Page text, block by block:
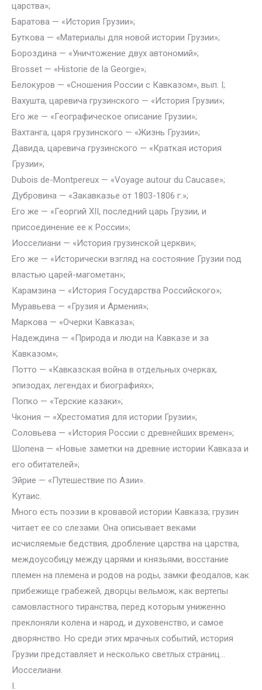
царства»;
Баратова — «История Грузии»;
Буткова — «Материалы для новой истории Грузии»;
Бороздина — «Уничтожение двух автономий»;
Brosset — «Historie de la Georgie»;
Белокуров — «Сношения России с Кавказом», вып. I;
Вахушта, царевича грузинского — «История Грузии»;
Его же — «Географическое описание Грузии»;
Вахтанга, царя грузинского — «Жизнь Грузии»;
Давида, царевича грузинского — «Краткая история
Грузии»;
Dubois de-Montpеreux — «Voyage autour du Caucase»;
Дубровина — «Закавказье от 1803-1806 г.»;
Его же — «Георгий XII, последний царь Грузии, и
присоединение ее к России»;
Иосселиани — «История грузинской церкви»;
Его же — «Исторически взгляд на состояние Грузии под
властью царей-магометан»;
Карамзина — «История Государства Российского»;
Муравьева — «Грузия и Армения»;
Маркова — «Очерки Кавказа»;
Надеждина — «Природа и люди на Кавказе и за
Кавказом»;
Потто — «Кавказская война в отдельных очерках,
эпизодах, легендах и биографиях»;
Попко — «Терские казаки»;
Чкония — «Хрестоматия для истории Грузии»;
Соловьева — «История России с древнейших времен»;
Шопена — «Новые заметки на древние истории Кавказа и
его обитателей»;
Эйрие — «Путешествие по Азии».
Кутаис.
Много есть поэзии в кровавой истории Кавказа; грузин
читает ее со слезами. Она описывает веками
исчисляемые бедствия, дробление царства на царства,
междоусобицу между царями и князьями, восстание
племен на племена и родов на роды, замки феодалов, как
прибежище грабежей, дворцы вельмож, как вертепы
самовластного тиранства, перед которым униженно
преклоняли колена и народ, и духовенство, и самое
дворянство. Но среди этих мрачных событий, история
Грузии представляет и несколько светлых страниц…
Иосселиани.
I.